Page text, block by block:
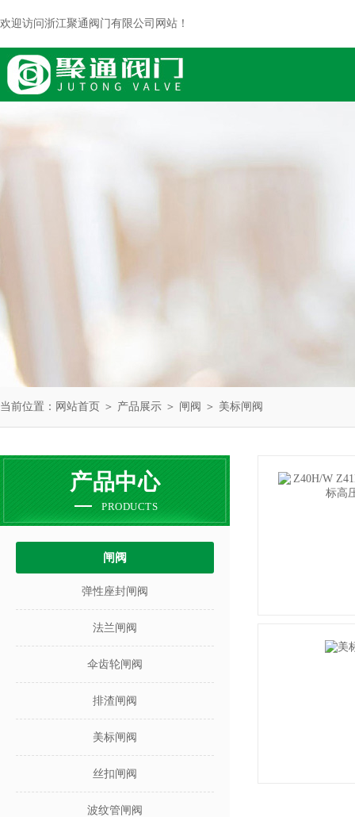
欢迎访问浙江聚通阀门有限公司网站！
当前位置： 网站首页 ＞ 产品展示 ＞ 闸阀 ＞ 美标闸阀
产品中心
PRODUCTS
闸阀
弹性座封闸阀
法兰闸阀
伞齿轮闸阀
排渣闸阀
美标闸阀
丝扣闸阀
波纹管闸阀